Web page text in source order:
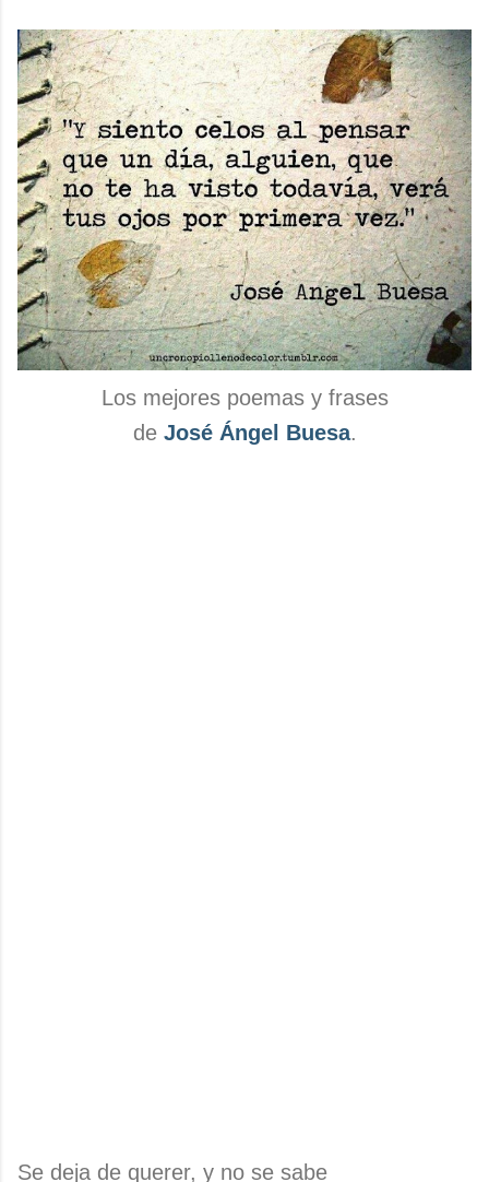
Los mejores poemas y frases
de José Ángel Buesa.
Se deja de querer, y no se sabe